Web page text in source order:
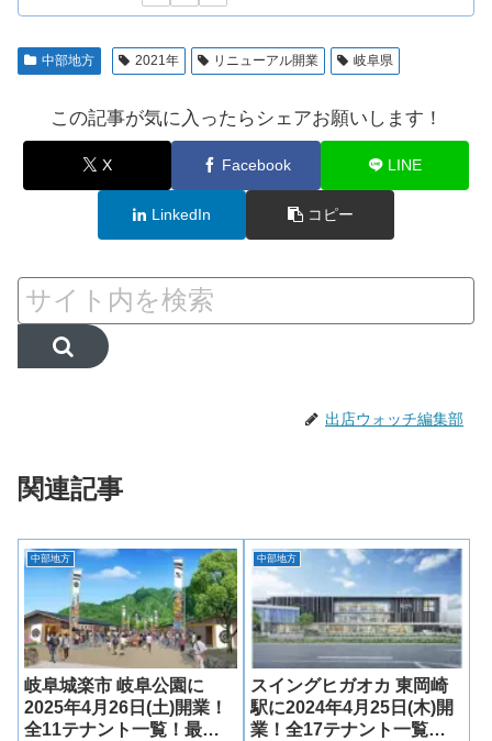
中部地方 2021年 リニューアル開業 岐阜県
この記事が気に入ったらシェアお願いします！
X Facebook LINE
LinkedIn コピー
出店ウォッチ編集部
関連記事
中部地方
岐阜城楽市 岐阜公園に
2025年4月26日(土)開業！
全11テナント一覧！最新
中部地方
スイングヒガオカ 東岡崎
駅に2024年4月25日(木)開
業！全17テナント一覧！